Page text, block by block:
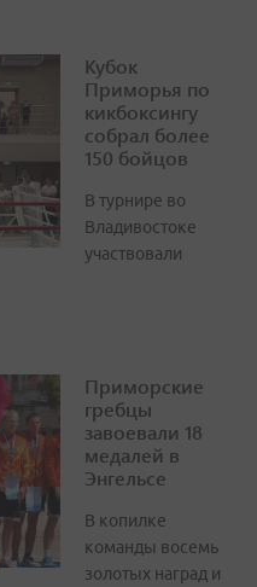
Кубок
Приморья по
кикбоксингу
собрал более
150 бойцов
В турнире во
Владивостоке
участвовали
Приморские
гребцы
завоевали 18
медалей в
Энгельсе
В копилке
команды восемь
золотых наград и